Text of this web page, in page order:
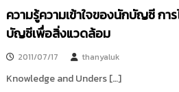
ความรู้ความเข้าใจของนักบัญชี ก
บัญชีเพื่อสิ่งแวดล้อม
2011/07/17 thanyaluk
Knowledge and Unders […]